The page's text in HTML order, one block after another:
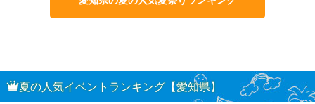
夏の人気イベントランキング【愛知県】